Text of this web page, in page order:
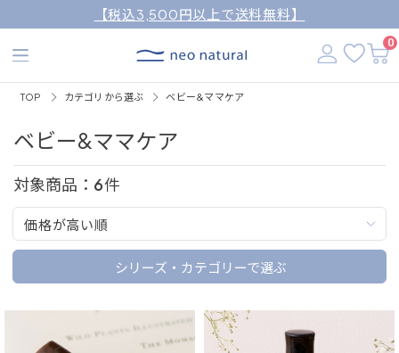
【税込3,500円以上で送料無料】
0
TOP カテゴリから選ぶ ベビー&ママケア
ベビー&ママケア
対象商品： 6件
価格が高い順
シリーズ・カテゴリーで選ぶ